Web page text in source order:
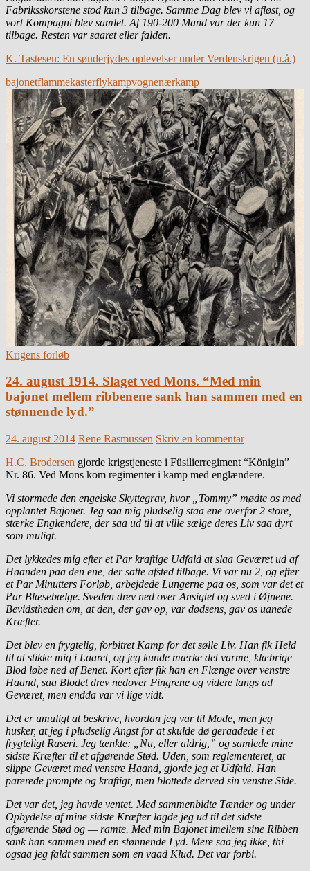
Fabriksskorstene stod kun 3 tilbage. Samme Dag blev vi afløst, og
vort Kompagni blev samlet. Af 190-200 Mand var der kun 17
tilbage. Resten var saaret eller falden.
K. Tastesen: En sønderjydes oplevelser under Verdenskrigen (u.å.)
bajonetflammekasterflykampvognenærkamp
Krigens forløb
24. august 1914. Slaget ved Mons. “Med min
bajonet mellem ribbenene sank han sammen med en
stønnende lyd.”
24. august 2014 Rene Rasmussen Skriv en kommentar
H.C. Brodersen gjorde krigstjeneste i Füsilierregiment “Königin”
Nr. 86. Ved Mons kom regimenter i kamp med englændere.
Vi stormede den engelske Skyttegrav, hvor „Tommy” mødte os med
opplantet Bajonet. Jeg saa mig pludselig staa ene overfor 2 store,
stærke Englændere, der saa ud til at ville sælge deres Liv saa dyrt
som muligt.
Det lykkedes mig efter et Par kraftige Udfald at slaa Geværet ud af
Haanden paa den ene, der satte afsted tilbage. Vi var nu 2, og efter
et Par Minutters Forløb, arbejdede Lungerne paa os, som var det et
Par Blæsebælge. Sveden drev ned over Ansigtet og sved i Øjnene.
Bevidstheden om, at den, der gav op, var dødsens, gav os uanede
Kræfter.
Det blev en frygtelig, forbitret Kamp for det sølle Liv. Han fik Held
til at stikke mig i Laaret, og jeg kunde mærke det varme, klæbrige
Blod løbe ned af Benet. Kort efter fik han en Flænge over venstre
Haand, saa Blodet drev nedover Fingrene og videre langs ad
Geværet, men endda var vi lige vidt.
Det er umuligt at beskrive, hvordan jeg var til Mode, men jeg
husker, at jeg i pludselig Angst for at skulde dø geraadede i et
frygteligt Raseri. Jeg tænkte: „Nu, eller aldrig,” og samlede mine
sidste Kræfter til et afgørende Stød. Uden, som reglementeret, at
slippe Geværet med venstre Haand, gjorde jeg et Udfald. Han
parerede prompte og kraftigt, men blottede derved sin venstre Side.
Det var det, jeg havde ventet. Med sammenbidte Tænder og under
Opbydelse af mine sidste Kræfter lagde jeg ud til det sidste
afgørende Stød og — ramte. Med min Bajonet imellem sine Ribben
sank han sammen med en stønnende Lyd. Mere saa jeg ikke, thi
ogsaa jeg faldt sammen som en vaad Klud. Det var forbi.